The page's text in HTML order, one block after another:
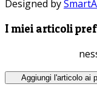
Designed by
I miei articoli